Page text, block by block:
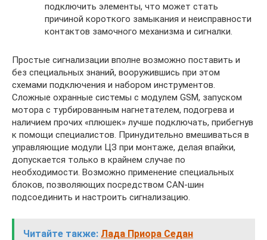
подключить элементы, что может стать
причиной короткого замыкания и неисправности
контактов замочного механизма и сигналки.
Простые сигнализации вполне возможно поставить и
без специальных знаний, вооружившись при этом
схемами подключения и набором инструментов.
Сложные охранные системы с модулем GSM, запуском
мотора с турбированным нагнетателем, подогрева и
наличием прочих «плюшек» лучше подключать, прибегнув
к помощи специалистов. Принудительно вмешиваться в
управляющие модули ЦЗ при монтаже, делая впайки,
допускается только в крайнем случае по
необходимости. Возможно применение специальных
блоков, позволяющих посредством CAN-шин
подсоединить и настроить сигнализацию.
Читайте также: Лада Приора Седан